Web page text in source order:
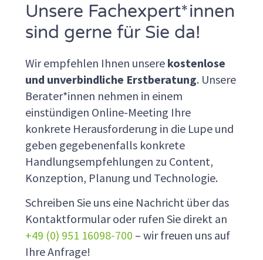
Unsere Fachexpert*innen
sind gerne für Sie da!
Wir empfehlen Ihnen unsere kostenlose
und unverbindliche Erstberatung. Unsere
Berater*innen nehmen in einem
einstündigen Online-Meeting Ihre
konkrete Herausforderung in die Lupe und
geben gegebenenfalls konkrete
Handlungsempfehlungen zu Content,
Konzeption, Planung und Technologie.
Schreiben Sie uns eine Nachricht über das
Kontaktformular oder rufen Sie direkt an
+49 (0) 951 16098-700 – wir freuen uns auf
Ihre Anfrage!